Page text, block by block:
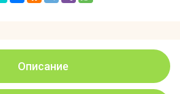
Описание